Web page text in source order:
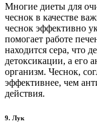
Многие диеты для
чеснок в качестве
чеснок эффективно
помогает работе
находится сера, что
детоксикации, а его
организм. Чеснок,
эффективнее, чем
действия.
9. Лук